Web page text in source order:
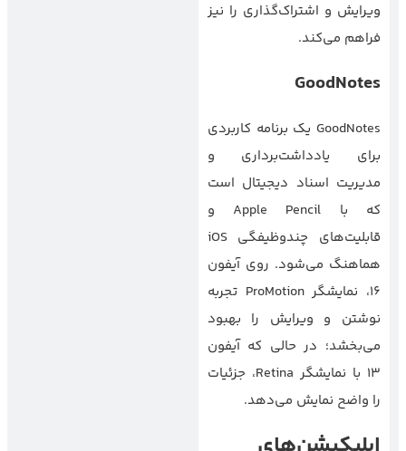
ویرایش و اشتراک‌گذاری را نیز
فراهم می‌کند.
GoodNotes
GoodNotes یک برنامه کاربردی
برای یادداشت‌برداری و
مدیریت اسناد دیجیتال است
که با Apple Pencil و
قابلیت‌های چندوظیفگی iOS
هماهنگ می‌شود. روی آیفون
۱۶، نمایشگر ProMotion تجربه
نوشتن و ویرایش را بهبود
می‌بخشد؛ در حالی که آیفون
۱۳ با نمایشگر Retina، جزئیات
را واضح نمایش می‌دهد.